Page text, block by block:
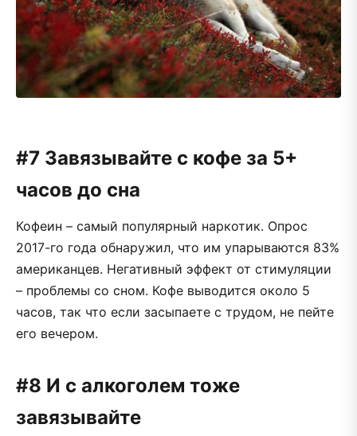
#7 Завязывайте с кофе за 5+
часов до сна
Кофеин – самый популярный наркотик. Опрос
2017-го года обнаружил, что им упарываются 83%
американцев. Негативный эффект от стимуляции
– проблемы со сном. Кофе выводится около 5
часов, так что если засыпаете с трудом, не пейте
его вечером.
#8 И с алкоголем тоже
завязывайте